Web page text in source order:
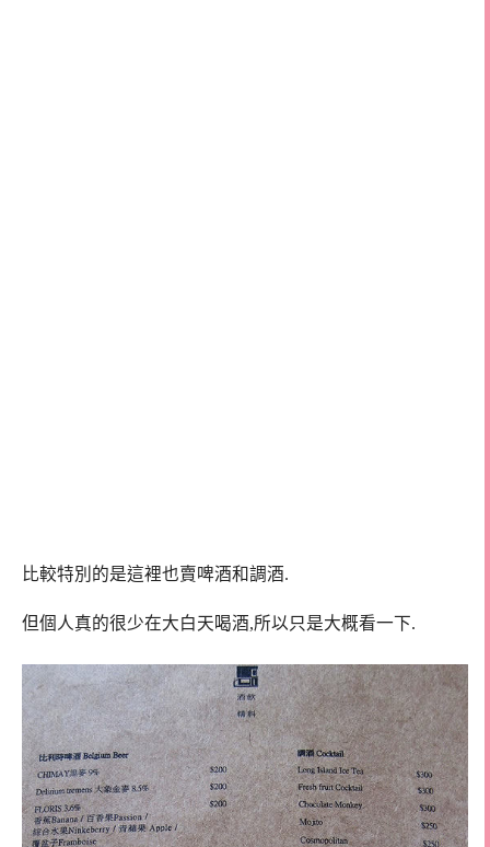
比較特別的是這裡也賣啤酒和調酒.
但個人真的很少在大白天喝酒,所以只是大概看一下.